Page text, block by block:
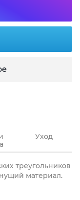
Уход
треугольников
материал.